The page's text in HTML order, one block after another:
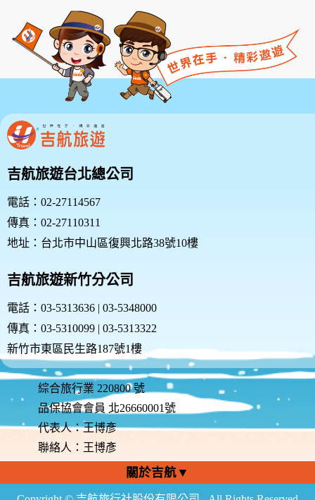
吉航旅遊台北總公司
電話：02-27114567
傳真：02-27110311
地址：台北市中山區復興北路38號10樓
吉航旅遊新竹分公司
電話：03-5313636 | 03-5348000
傳真：03-5310099 | 03-5313322
新竹市東區民生路187號1樓
綜合旅行業 220800 號
品保協會會員 北26660001號
代表人：王博彥
聯絡人：王博彥
關於吉航▼